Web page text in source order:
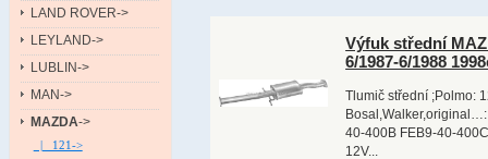
LAND ROVER->
LEYLAND->
LUBLIN->
MAN->
MAZDA->
|_ 121->
Výfuk střední
6/1987-6/1988
Tlumič střední ;Polmo:
40-400B FEB9-40-
12V...